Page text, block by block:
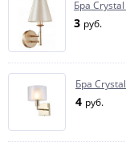
Бра Crystal
3 руб.
Бра
4 руб.